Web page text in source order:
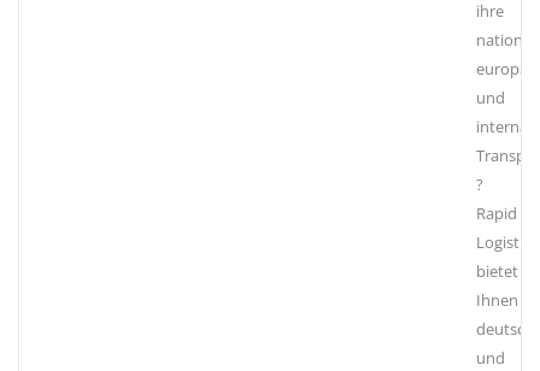
ihre
und
?
Rapid
Logistics
bietet
Ihnen
und